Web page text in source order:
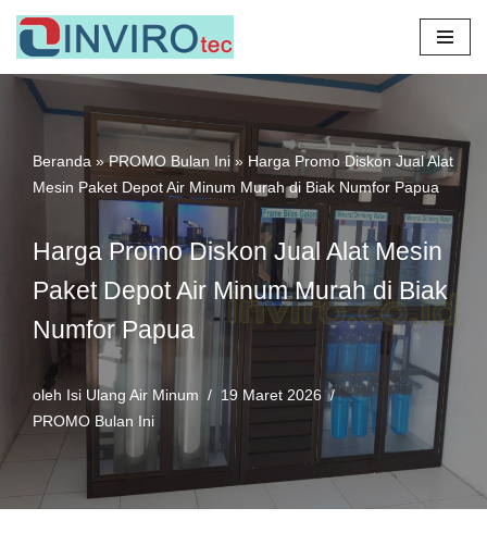
Lompat
ke
konten
Beranda »PROMO Bulan Ini » Harga Promo Diskon Jual Alat
Mesin Paket Depot Air Minum Murah di Biak Numfor Papua
Harga Promo Diskon Jual Alat Mesin
Paket Depot Air Minum Murah di Biak
Numfor Papua
oleh Isi Ulang Air Minum
19 Maret 2026
PROMO Bulan Ini